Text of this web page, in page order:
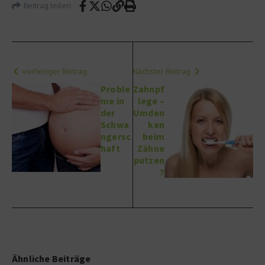
Beitrag teilen
vorheriger Beitrag
Proble
me in
der
Schwa
ngersc
haft
Nächster Beitrag
Zahnpf
lege –
Umden
ken
beim
Zähne
putzen
?
Ähnliche Beiträge